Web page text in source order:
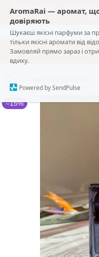
AromaRai — аромат, що
довіряють
Шукаєш якісні парфуми за
тільки якісні аромати від
Замовляй прямо зараз і
вдиху.
Powered by SendPulse
Топ-якість
AromaRai
–15%